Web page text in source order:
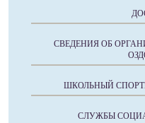
СВЕДЕНИЯ ОБ
ШКОЛЬНЫЙ
СЛУЖБЫ